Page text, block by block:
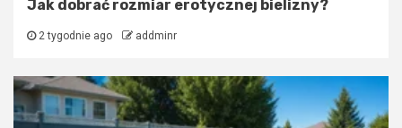
Jak dobrać rozmiar erotycznej bielizny?
2 tygodnie ago addminr